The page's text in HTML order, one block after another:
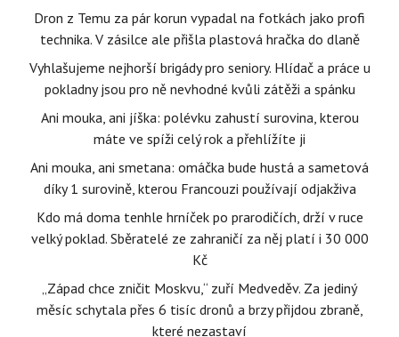
Dron z Temu za pár korun vypadal na fotkách jako profi
technika. V zásilce ale přišla plastová hračka do dlaně
Vyhlašujeme nejhorší brigády pro seniory. Hlídač a práce u
pokladny jsou pro ně nevhodné kvůli zátěži a spánku
Ani mouka, ani jíška: polévku zahustí surovina, kterou
máte ve spíži celý rok a přehlížíte ji
Ani mouka, ani smetana: omáčka bude hustá a sametová
díky 1 surovině, kterou Francouzi používají odjakživa
Kdo má doma tenhle hrníček po prarodičích, drží v ruce
velký poklad. Sběratelé ze zahraničí za něj platí i 30 000
Kč
„Západ chce zničit Moskvu,“ zuří Medveděv. Za jediný
měsíc schytala přes 6 tisíc dronů a brzy přijdou zbraně,
které nezastaví